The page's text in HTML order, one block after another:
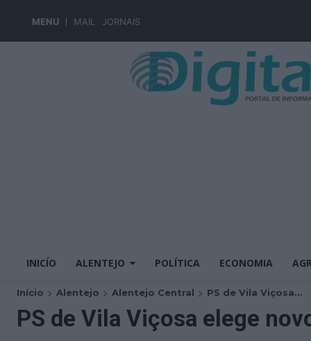
MENU MAIL JORNAIS
INICÍO ALENTEJO POLÍTICA ECONOMIA
Início Alentejo Alentejo Central PS de Vila Viçosa...
PS de Vila Viçosa elege